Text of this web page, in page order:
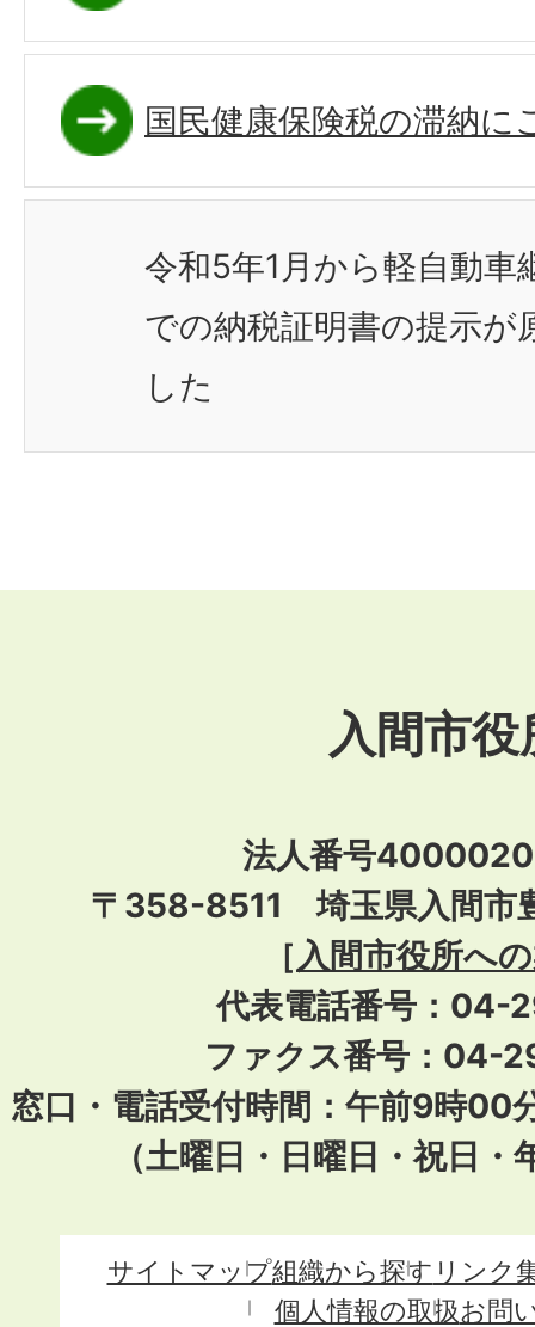
国民健康保険税の滞納に
令和5年1月から軽自動車
での納税証明書の提示が
した
入間市役
法人番号
〒358-8511 埼玉県入間市
［入間市役所へ
代表電話番号：04-
ファクス番号：04-
窓口・電話受付時間：午前9時00
（土曜日・日曜日・祝日
サイトマップ組織から探す リンク
個人情報の取扱お問